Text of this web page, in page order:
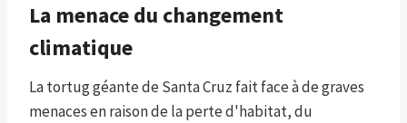
La menace du changement
climatique
La tortug géante de Santa Cruz fait face à de graves
menaces en raison de la perte d'habitat, du